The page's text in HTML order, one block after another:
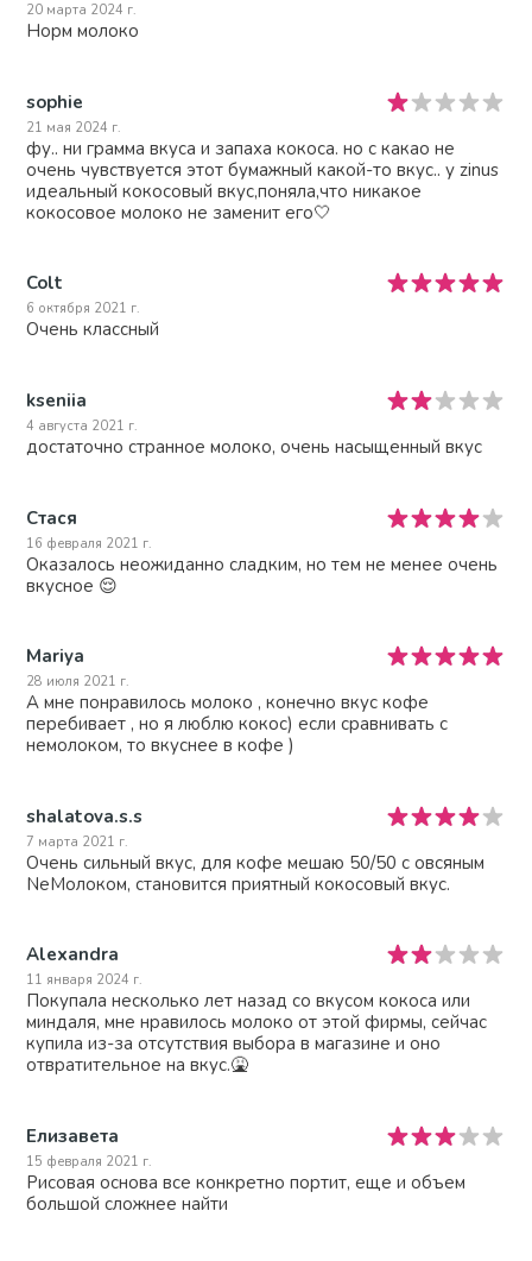
20 марта 2024 г.
Норм молоко
sophie
21 мая 2024 г.
фу.. ни грамма вкуса и запаха кокоса. но с какао не
очень чувствуется этот бумажный какой-то вкус.. у zinus
идеальный кокосовый вкус,поняла,что никакое
кокосовое молоко не заменит его🤍
Colt
6 октября 2021 г.
Очень классный
kseniia
4 августа 2021 г.
достаточно странное молоко, очень насыщенный вкус
Стася
16 февраля 2021 г.
Оказалось неожиданно сладким, но тем не менее очень
вкусное 😌
Mariya
28 июля 2021 г.
А мне понравилось молоко , конечно вкус кофе
перебивает , но я люблю кокос) если сравнивать с
немолоком, то вкуснее в кофе )
shalatova.s.s
7 марта 2021 г.
Очень сильный вкус, для кофе мешаю 50/50 с овсяным
NeМолоком, становится приятный кокосовый вкус.
Alexandra
11 января 2024 г.
Покупала несколько лет назад со вкусом кокоса или
миндаля, мне нравилось молоко от этой фирмы, сейчас
купила из-за отсутствия выбора в магазине и оно
отвратительное на вкус.🤮
Елизавета
15 февраля 2021 г.
Рисовая основа все конкретно портит, еще и объем
большой сложнее найти